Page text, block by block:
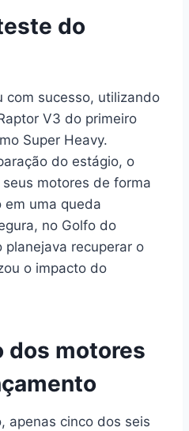
do
com sucesso, utilizando
V3 do primeiro
Super Heavy.
do estágio, o
motores de forma
em uma queda
no Golfo do
planejava recuperar o
o impacto do
dos motores
apenas cinco dos seis